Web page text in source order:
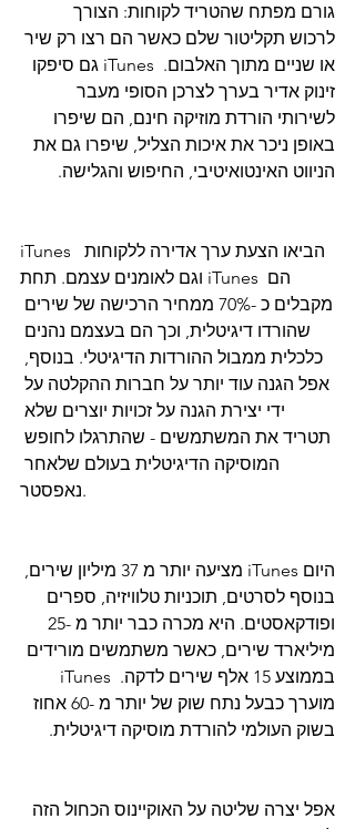
גורם מפתח שהטריד לקוחות: הצורך
לרכוש תקליטור שלם כאשר הם רצו רק שיר
או שניים מתוך האלבום.  iTunes גם סיפקו
זינוק אדיר בערך לצרכן הסופי מעבר
לשירותי הורדת מוזיקה חינם, הם שיפרו
באופן ניכר את איכות הצליל, שיפרו גם את
הניווט האינטואיטיבי, החיפוש והגלישה.
iTunes  הביאו הצעת ערך אדירה ללקוחות
וגם לאומנים עצמם. תחת iTunes הם
מקבלים כ -70% ממחיר הרכישה של שירים
שהורדו דיגיטלית, וכך הם בעצמם נהנים
כלכלית ממבול ההורדות הדיגיטלי. בנוסף,
אפל הגנה עוד יותר על חברות ההקלטה על
ידי יצירת הגנה על זכויות יוצרים שלא
תטריד את המשתמשים - שהתרגלו לחופש
המוסיקה הדיגיטלית בעולם שלאחר
נאפסטר.
היום iTunes מציעה יותר מ 37 מיליון שירים,
בנוסף לסרטים, תוכניות טלוויזיה, ספרים
מיליארד שירים, כאשר משתמשים מורידים
מוערך כבעל נתח שוק של יותר מ -60 אחוז
בשוק העולמי להורדת מוסיקה דיגיטלית.
אפל יצרה שליטה על האוקיינוס ​​הכחול הזה